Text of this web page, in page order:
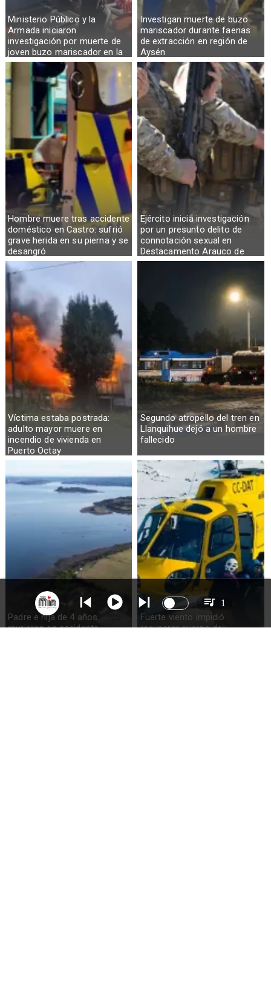
Ministerio Público y la
Armada iniciaron
investigación por muerte de
joven buzo mariscador en la
Región de Aysén
Investigan muerte de buzo
mariscador durante faenas
de extracción en región de
Aysén
Hombre muere tras accidente
doméstico en Castro: sufrió
grave herida en su pierna y se
desangró
Ejército inicia investigación
por un presunto delito de
connotación sexual en
Destacamento Arauco de
Osorno
Víctima estaba postrada:
adulto mayor muere en
incendio de vivienda en
Puerto Octay
Segundo atropello del tren en
Llanquihue dejó a un hombre
fallecido
Padre e hija de 4 años
murieron en accidente
Fuerte viento impidió
recuperar cuerpo de
1